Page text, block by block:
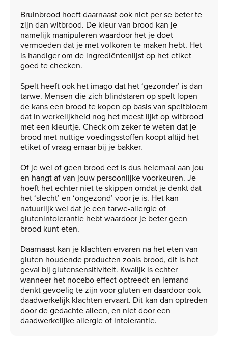
Bruinbrood hoeft daarnaast ook niet per se beter te
zijn dan witbrood. De kleur van brood kan je
namelijk manipuleren waardoor het je doet
vermoeden dat je met volkoren te maken hebt. Het
is handiger om de ingrediëntenlijst op het etiket
goed te checken.
Spelt heeft ook het imago dat het ‘gezonder’ is dan
tarwe. Mensen die zich blindstaren op spelt lopen
de kans een brood te kopen op basis van speltbloem
dat in werkelijkheid nog het meest lijkt op witbrood
met een kleurtje. Check om zeker te weten dat je
brood met nuttige voedingsstoffen koopt altijd het
etiket of vraag ernaar bij je bakker.
Of je wel of geen brood eet is dus helemaal aan jou
en hangt af van jouw persoonlijke voorkeuren. Je
hoeft het echter niet te skippen omdat je denkt dat
het ‘slecht’ en ‘ongezond’ voor je is. Het kan
natuurlijk wel dat je een tarwe-allergie of
glutenintolerantie hebt waardoor je beter geen
brood kunt eten.
Daarnaast kan je klachten ervaren na het eten van
gluten houdende producten zoals brood, dit is het
geval bij glutensensitiviteit. Kwalijk is echter
wanneer het nocebo effect optreedt en iemand
denkt gevoelig te zijn voor gluten en daardoor ook
daadwerkelijk klachten ervaart. Dit kan dan optreden
door de gedachte alleen, en niet door een
daadwerkelijke allergie of intolerantie.